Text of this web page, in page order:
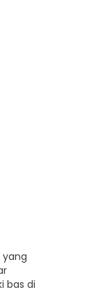
yang
bas di